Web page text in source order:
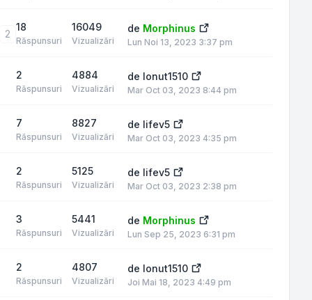
2
18
Răspunsuri
16049
Vizualizări
de Morphinus
Lun Noi 13, 2023 3:37 pm
2
Răspunsuri
4884
Vizualizări
de Ionut1510
Mar Oct 03, 2023 8:44 pm
7
Răspunsuri
8827
Vizualizări
de lifev5
Mar Oct 03, 2023 4:35 pm
2
Răspunsuri
5125
Vizualizări
de lifev5
Mar Oct 03, 2023 2:38 pm
3
Răspunsuri
5441
Vizualizări
de Morphinus
Lun Sep 25, 2023 6:31 pm
2
Răspunsuri
4807
Vizualizări
de Ionut1510
Joi Mai 18, 2023 4:49 pm